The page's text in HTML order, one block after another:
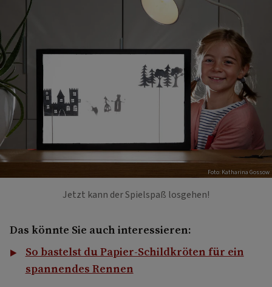
Foto: Katharina Gossow
Jetzt kann der Spielspaß losgehen!
Das könnte Sie auch interessieren:
So bastelst du Papier-Schildkröten für ein
spannendes Rennen